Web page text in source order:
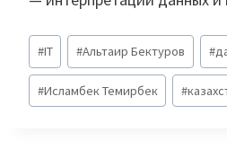
Метки
записи:
#IT #Альтаир Бектуров #
#Исламбек Темирбек #